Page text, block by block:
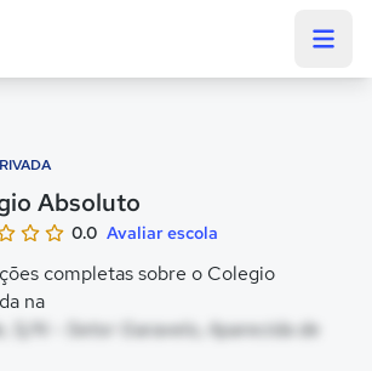
Absoluto
0.0 Avaliar escola
completas sobre o Colegio
na
S/N - Setor Garavelo, Aparecida de